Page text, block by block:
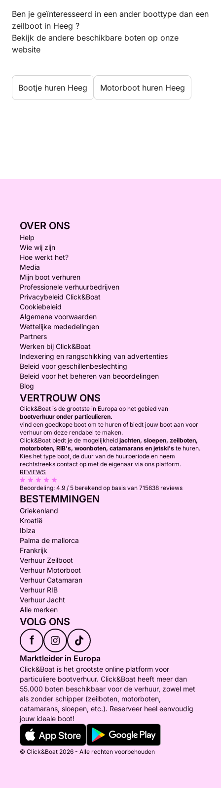
Ben je geïnteresseerd in een ander boottype dan een
zeilboot in Heeg ?
Bekijk de andere beschikbare boten op onze
website
Bootje huren Heeg Motorboot huren Heeg
OVER ONS
Help
Wie wij zijn
Hoe werkt het?
Media
Mijn boot verhuren
Professionele verhuurbedrijven
Privacybeleid Click&Boat
Cookiebeleid
Algemene voorwaarden
Wettelijke mededelingen
Partners
Werken bij Click&Boat
Indexering en rangschikking van advertenties
Beleid voor geschillenbeslechting
Beleid voor het beheren van beoordelingen
Blog
VERTROUW ONS
Click&Boat is de grootste in Europa op het gebied van
bootverhuur onder particulieren.
vind een goedkope boot om te huren of biedt jouw boot aan voor
verhuur om deze rendabel te maken.
Click&Boat biedt je de mogelijkheid jachten, sloepen, zeilboten,
motorboten, RIB's, woonboten, catamarans en jetski's te huren.
Kies het type boot, de duur van de huurperiode en neem
rechtstreeks contact op met de eigenaar via ons platform.
REVIEWS
Beoordeling: 4.9 / 5 berekend op basis van 715638 reviews
BESTEMMINGEN
Griekenland
Kroatië
Ibiza
Palma de mallorca
Frankrijk
Verhuur Zeilboot
Verhuur Motorboot
Verhuur Catamaran
Verhuur RIB
Verhuur Jacht
Alle merken
VOLG ONS
f
Marktleider in Europa
Click&Boat is het grootste online platform voor
particuliere bootverhuur. Click&Boat heeft meer dan
55.000 boten beschikbaar voor de verhuur, zowel met
als zonder schipper (zeilboten, motorboten,
catamarans, sloepen, etc.). Reserveer heel eenvoudig
jouw ideale boot!
© Click&Boat 2026 - Alle rechten voorbehouden